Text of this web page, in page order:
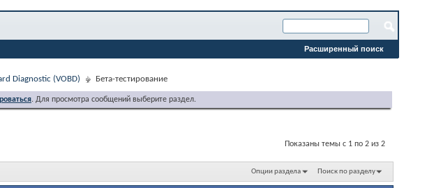
Расширенный поиск
Diagnostic (VOBD) Бета-тестирование
. Для просмотра сообщений выберите раздел.
Показаны темы с 1 по 2 из 2
Опции раздела Поиск по разделу